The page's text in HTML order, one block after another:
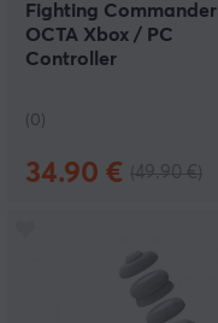
Fighting Commander
OCTA Xbox / PC
Controller
(0)
34.90 €